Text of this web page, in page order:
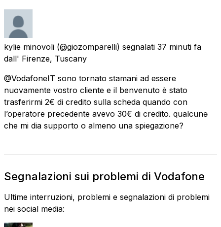
kylie minovoli (@giozomparelli) segnalati 37 minuti fa
dall' Firenze, Tuscany
@VodafoneIT sono tornato stamani ad essere
nuovamente vostro cliente e il benvenuto è stato
trasferirmi 2€ di credito sulla scheda quando con
l’operatore precedente avevo 30€ di credito. qualcunə
che mi dia supporto o almeno una spiegazione?
Segnalazioni sui problemi di Vodafone
Ultime interruzioni, problemi e segnalazioni di problemi
nei social media: